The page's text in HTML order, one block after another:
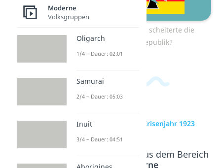
Zum Video: Warum scheiterte die
Weimarer Republik?
zur Videoseite: Krisenjahr 1923
Beliebte Inhalte aus dem Bereich
Moderne
Moderne
Volksgruppen
Oligarch
1/4 – Dauer: 02:01
Samurai
2/4 – Dauer: 05:03
Inuit
3/4 – Dauer: 04:51